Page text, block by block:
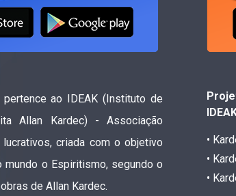
pertence ao IDEAK (Instituto de
Allan Kardec) - Associação
criada com o objetivo
mundo o Espiritismo, segundo o
de Allan Kardec.
•
•
•